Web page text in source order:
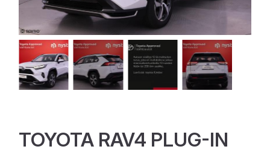
TOYOTA RAV4 PLUG-IN